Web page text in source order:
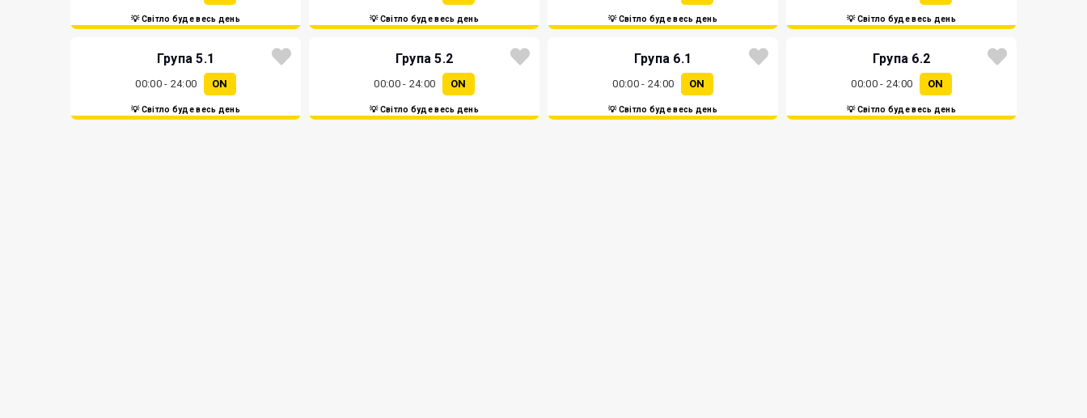
💡 Світло буде весь день 💡 Світло буде весь день 💡 Світло буде весь день 💡 Світло буде весь день
Група 5.1
00:00 - 24:00 ON
💡 Світло буде весь день
Група 5.2
00:00 - 24:00 ON
💡 Світло буде весь день
Група 6.1
00:00 - 24:00 ON
💡 Світло буде весь день
Група 6.2
00:00 - 24:00 ON
💡 Світло буде весь день